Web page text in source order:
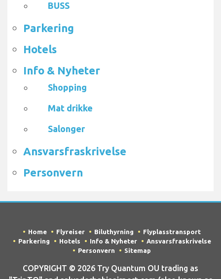
BUSS
Parkering
Hotels
Info & Nyheter
Shopping
Mat drikke
Salonger
Ansvarsfraskrivelse
Personvern
Home Flyreiser Biluthyrning
Flyplasstransport
Parkering
Hotels Info & Nyheter
Ansvarsfraskrivelse
Personvern
Sitemap
COPYRIGHT © 2026 Try Quantum OU trading as